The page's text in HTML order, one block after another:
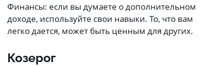
Финансы: если вы думаете о дополнительном
доходе, используйте свои навыки. То, что вам
легко дается, может быть ценным для других.
Козерог